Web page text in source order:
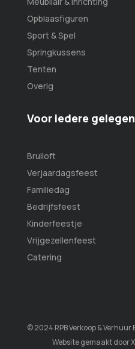
Opblaasfiguren
Sport & Spel
Springkussens
Tenten
Overig
Voor iedere
Bruiloft
Verjaardagsfeest
Familiedag
Bedrijfsfeest
Kinderfeestje
Vrijgezellenfeest
Catering
© 2024 RPB Verkoop & Verhuur
Website gemaakt door